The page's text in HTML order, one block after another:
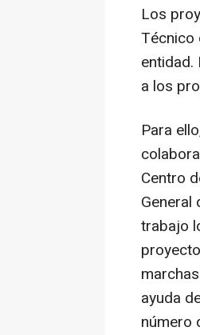
Los
Técnico
a los
Para
Centro
General
trabajo
ayuda
número